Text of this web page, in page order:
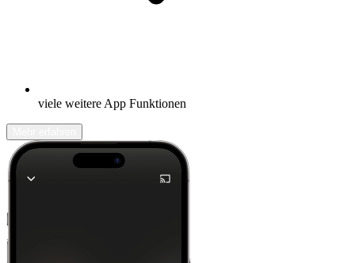
viele weitere App Funktionen